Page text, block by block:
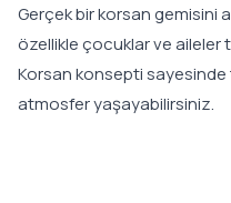
Gerçek bir korsan gemisini
özellikle çocuklar ve aileler
Korsan konsepti sayesinde
atmosfer yaşayabilirsiniz.